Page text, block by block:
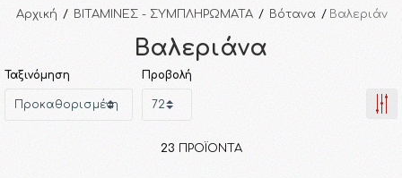
Αρχική / ΒΙΤΑΜΙΝΕΣ - ΣΥΜΠΛΗΡΩΜΑΤΑ / Βότανα / Βαλεριάνα
Βαλεριάνα
Ταξινόμηση Προβολή
23 ΠΡΟΪΌΝΤΑ